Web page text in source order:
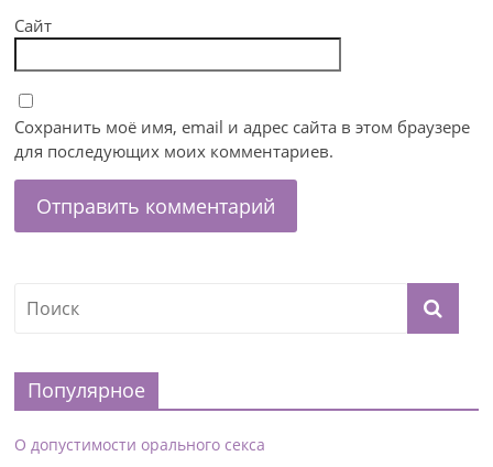
Сайт
Сохранить моё имя, email и адрес сайта в этом браузере
для последующих моих комментариев.
Популярное
О допустимости орального секса